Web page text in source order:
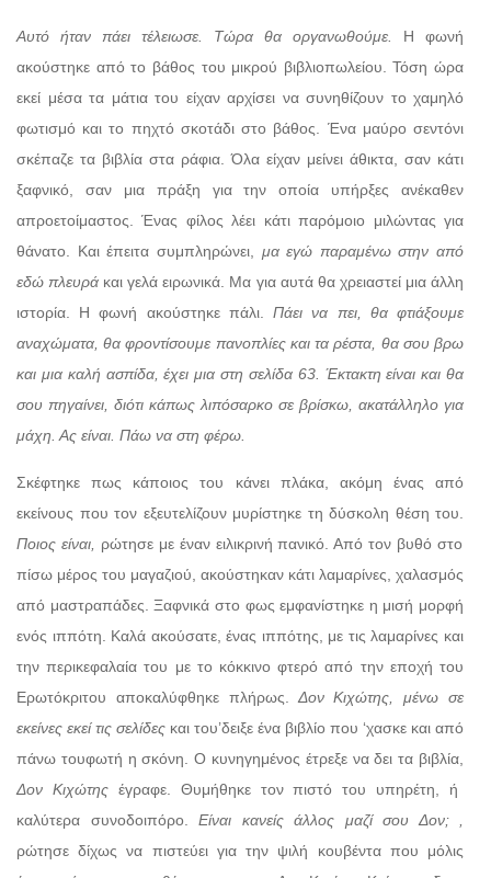
Αυτό ήταν πάει τέλειωσε. Τώρα θα οργανωθούμε.
Η φωνή
ακούστηκε από το βάθος του μικρού βιβλιοπωλείου. Τόση ώρα
εκεί μέσα τα μάτια του είχαν αρχίσει να συνηθίζουν το χαμηλό
φωτισμό και το πηχτό σκοτάδι στο βάθος. Ένα μαύρο σεντόνι
σκέπαζε τα βιβλία στα ράφια. Όλα είχαν μείνει άθικτα, σαν κάτι
ξαφνικό, σαν μια πράξη για την οποία υπήρξες ανέκαθεν
απροετοίμαστος. Ένας φίλος λέει κάτι παρόμοιο μιλώντας για
θάνατο. Και έπειτα συμπληρώνει,
μα εγώ παραμένω στην από
εδώ πλευρά και γελά ειρωνικά. Μα για αυτά θα χρειαστεί μια άλλη
ιστορία. Η φωνή ακούστηκε πάλι.
Πάει να πει, θα φτιάξουμε
αναχώματα, θα φροντίσουμε πανοπλίες και τα ρέστα, θα σου βρω
και μια καλή ασπίδα, έχει μια στη σελίδα 63. Έκτακτη είναι και θα
σου πηγαίνει, διότι κάπως λιπόσαρκο σε βρίσκω, ακατάλληλο για
μάχη. Ας είναι. Πάω να στη φέρω.
Σκέφτηκε πως κάποιος του κάνει πλάκα, ακόμη ένας από
εκείνους που τον εξευτελίζουν μυρίστηκε τη δύσκολη θέση του.
Ποιος είναι,
ρώτησε με έναν ειλικρινή πανικό. Από τον βυθό στο
πίσω μέρος του μαγαζιού, ακούστηκαν κάτι λαμαρίνες, χαλασμός
από μαστραπάδες. Ξαφνικά στο φως εμφανίστηκε η μισή μορφή
ενός ιππότη. Καλά ακούσατε, ένας ιππότης, με τις λαμαρίνες και
την περικεφαλαία του με το κόκκινο φτερό από την εποχή του
Ερωτόκριτου αποκαλύφθηκε πλήρως.
Δον Κιχώτης, μένω σε
εκείνες εκεί τις σελίδες και του’δειξε ένα βιβλίο που ‘χασκε και από
πάνω τουφωτή η σκόνη. Ο κυνηγημένος έτρεξε να δει τα βιβλία,
Δον Κιχώτηςέγραφε. Θυμήθηκε τον πιστό του υπηρέτη, ή
καλύτερα συνοδοιπόρο.
Είναι κανείς άλλος μαζί σου Δον; ,
ρώτησε δίχως να πιστεύει για την ψιλή κουβέντα που μόλις